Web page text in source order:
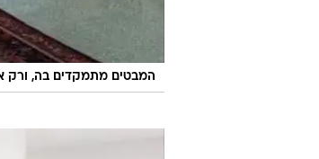
המבטים מתמקדים בה, ורק